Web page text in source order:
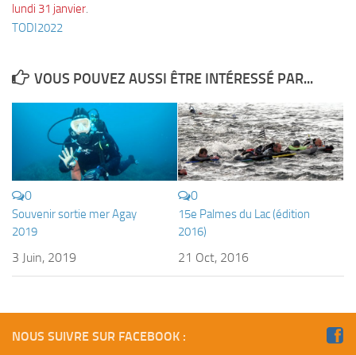
Plongeur N1
Guide de palanquée N4
Initiateur
Moniteur Fédéral
Responsables
SORTIES
lundi 31 janvier.
TODI2022
VOUS POUVEZ AUSSI ÊTRE INTÉRESSÉ PAR...
0
Souvenir sortie mer Agay
2019
3 Juin, 2019
0
15e Palmes du Lac (édition
2016)
21 Oct, 2016
NOUS SUIVRE SUR FACEBOOK :